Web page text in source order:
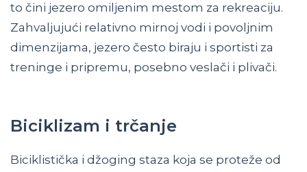
to čini jezero omiljenim mestom za rekreaciju.
Zahvaljujući relativno mirnoj vodi i povoljnim
dimenzijama, jezero često biraju i sportisti za
treninge i pripremu, posebno veslači i plivači.
Biciklizam i trčanje
Biciklistička i džoging staza koja se proteže od